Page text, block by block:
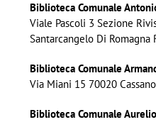
Biblioteca Comunale
Viale Pascoli 3 Sezione
Santarcangelo Di Romagna
Biblioteca Comunale
Via Miani 15 70020
Biblioteca Comunale